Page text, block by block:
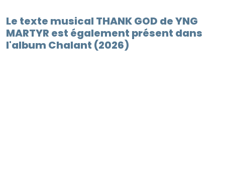
Le texte musical THANK GOD de YNG
MARTYR est également présent dans
l'album Chalant (2026)